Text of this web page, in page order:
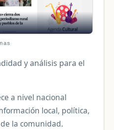
y análisis para el
a nivel nacional
local, política,
la comunidad.